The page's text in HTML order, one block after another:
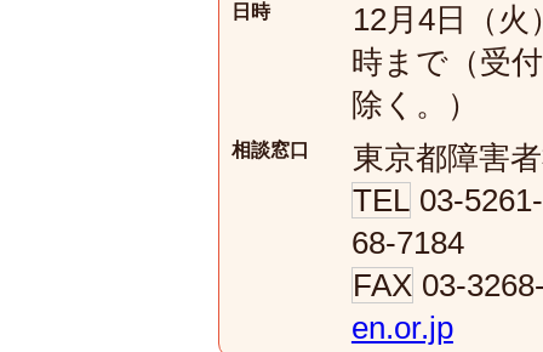
日時
12月4日（
時まで（受
除く。）
相談窓口
東京都障害
TEL 03-
68-7184
FAX 03-
en.or.jp